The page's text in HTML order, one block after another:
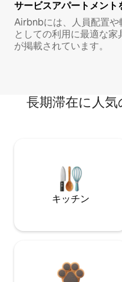
サービスアパートメント
Airbnbには、人員配置
としての利用に最適な
が掲載されています。
長期滞在に人
キッチン